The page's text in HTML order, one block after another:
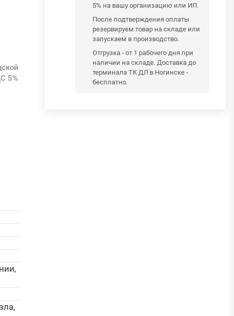
5% на вашу организацию или ИП.
После подтверждения оплаты
резервируем товар на складе или
запускаем в производство.
Отгрузка - от 1 рабочего дня при
наличии на складе. Доставка до
терминала ТК ДЛ в Ногинске -
бесплатно.
5%